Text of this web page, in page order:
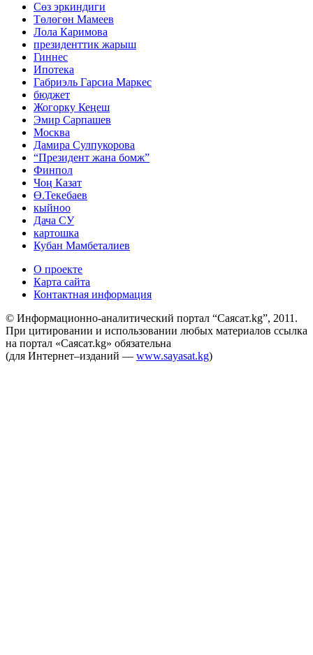
Сөз эркиндиги
Төлөгөн Мамеев
Лола Каримова
президенттик жарыш
Гиннес
Ипотека
Габриэль Гарсиа Маркес
бюджет
Жогорку Кеңеш
Эмир Сарпашев
Москва
Дамира Сулпукорова
“Президент жана бомж”
Финпол
Чоң Казат
Ө.Текебаев
кыйноо
Дача СУ
картошка
Кубан Мамбеталиев
О проекте
Карта сайта
Контактная информация
© Информационно-аналитический портал “Саясат.kg”, 2011.
При цитировании и использовании любых материалов ссылка
на портал «Саясат.kg» обязательна
(для Интернет–изданий — www.sayasat.kg)